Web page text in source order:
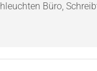
Büro,